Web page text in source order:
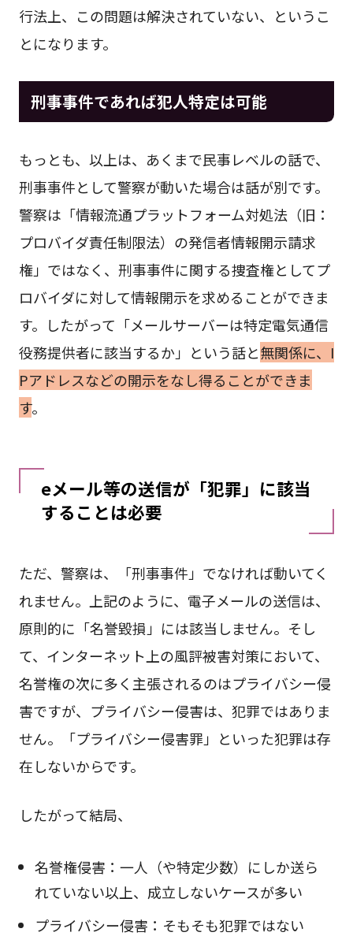
行法上、この問題は解決されていない、というこ
とになります。
刑事事件であれば犯人特定は可能
もっとも、以上は、あくまで民事レベルの話で、
刑事事件として警察が動いた場合は話が別です。
警察は「情報流通プラットフォーム対処法（旧：
プロバイダ責任制限法）の発信者情報開示請求
権」ではなく、刑事事件に関する捜査権としてプ
ロバイダに対して情報開示を求めることができま
す。したがって「メールサーバーは特定電気通信
役務提供者に該当するか」という話と無関係に、I
Pアドレスなどの開示をなし得ることができま
す。
eメール等の送信が「犯罪」に該当
することは必要
ただ、警察は、「刑事事件」でなければ動いてく
れません。上記のように、電子メールの送信は、
原則的に「名誉毀損」には該当しません。そし
て、インターネット上の風評被害対策において、
名誉権の次に多く主張されるのはプライバシー侵
害ですが、プライバシー侵害は、犯罪ではありま
せん。「プライバシー侵害罪」といった犯罪は存
在しないからです。
したがって結局、
名誉権侵害：一人（や特定少数）にしか送ら
れていない以上、成立しないケースが多い
プライバシー侵害：そもそも犯罪ではない